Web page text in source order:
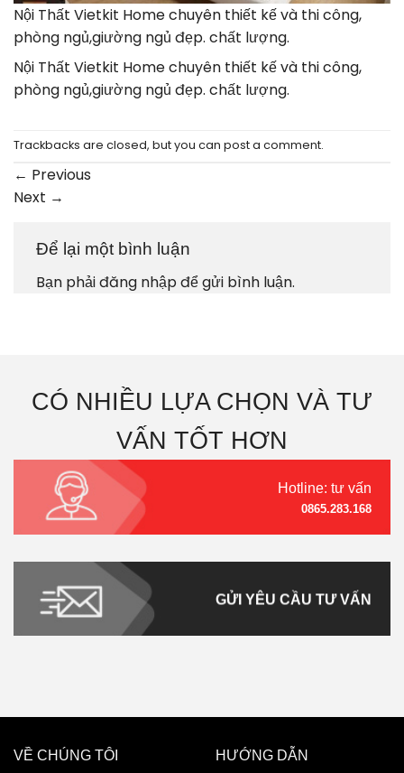
Nội Thất Vietkit Home chuyên thiết kế và thi công,
phòng ngủ,giường ngủ đẹp. chất lượng.
Nội Thất Vietkit Home chuyên thiết kế và thi công,
phòng ngủ,giường ngủ đẹp. chất lượng.
Trackbacks are closed, but you can post a comment.
← Previous
Next →
Để lại một bình luận
Bạn phảiđăng nhậpđể gửi bình luận.
CÓ NHIỀU LỰA CHỌN VÀ TƯ
VẤN TỐT HƠN
Hotline: tư vấn
0865.283.168
GỬI YÊU CẦU TƯ VẤN
VỀ CHÚNG TÔI
HƯỚNG DẪN